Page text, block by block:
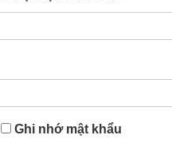
buộc
Ghi nhớ mật khẩu